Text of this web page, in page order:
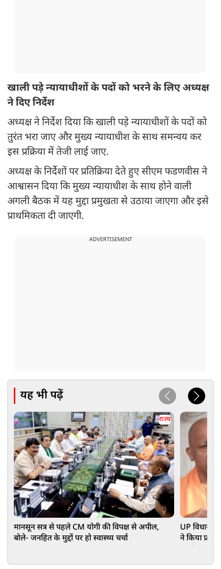
खाली पड़े न्यायाधीशों के पदों को भरने के लिए अध्यक्ष
ने दिए निर्देश
अध्यक्ष ने निर्देश दिया कि खाली पड़े न्यायाधीशों के पदों को
तुरंत भरा जाए और मुख्य न्यायाधीश के साथ समन्वय कर
इस प्रक्रिया में तेजी लाई जाए.
अध्यक्ष के निर्देशों पर प्रतिक्रिया देते हुए सीएम फडणवीस ने
आश्वासन दिया कि मुख्य न्यायाधीश के साथ होने वाली
अगली बैठक में यह मुद्दा प्रमुखता से उठाया जाएगा और इसे
प्राथमिकता दी जाएगी.
ADVERTISEMENT
यह भी पढ़ें
राज्य
मानसून सत्र से पहले CM योगी की विपक्ष से अपील,
बोले- जनहित के मुद्दों पर हो स्वास्थ्य चर्चा
UP
ने किया